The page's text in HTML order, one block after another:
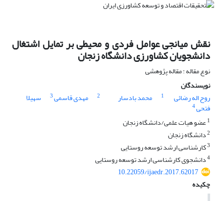
نقش میانجی عوامل فردی و محیطی بر تمایل اشتغال
دانشجویان کشاورزی دانشگاه زنجان
نوع مقاله : مقاله پژوهشی
نویسندگان
روح اله رضائی
1 محمد بادسار 2 مهدی قاسمی3 سهیلا
فتحی4
1عضو هیات علمی/دانشگاه زنجان
2دانشگاه زنجان
3کارشناسی ارشد توسعه روستایی
4دانشجوی کارشناسی ارشد توسعه روستایی
10.22059/ijaedr.2017.62017
چکیده